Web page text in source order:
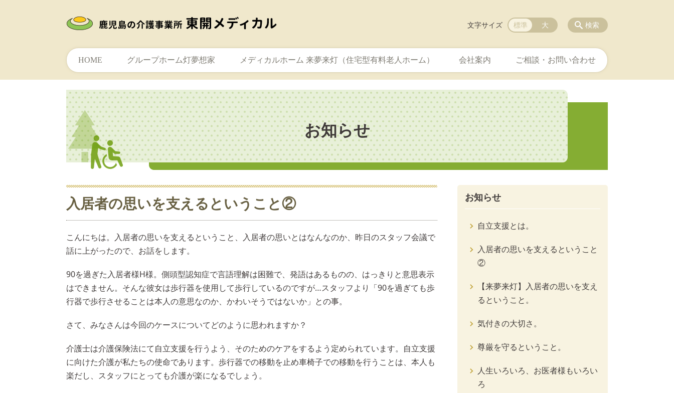
HOME グループホーム灯夢想家 メディカルホーム 来夢来灯（住宅型有料老人ホーム） 会社案内 ご相談・お問い合わせ
検索
文字サイズ 標準 大
お知らせ
入居者の思いを支えるということ②
こんにちは。入居者の思いを支えるということ、入居者の思いとはなんなのか、昨日のスタッフ会議で
話に上がったので、お話をします。
90を過ぎた入居者様H様。側頭型認知症で言語理解は困難で、発語はあるものの、はっきりと意思表示
はできません。そんな彼女は歩行器を使用して歩行しているのですが…スタッフより「90を過ぎても歩
行器で歩行させることは本人の意思なのか、かわいそうではないか」との事。
さて、みなさんは今回のケースについてどのように思われますか？
介護士は介護保険法にて自立支援を行うよう、そのためのケアをするよう定められています。自立支援
に向けた介護が私たちの使命であります。歩行器での移動を止め車椅子での移動を行うことは、本人も
楽だし、スタッフにとっても介護が楽になるでしょう。
お知らせ
自立支援とは。
入居者の思いを支えるということ
②
【来夢来灯】入居者の思いを支え
るということ。
気付きの大切さ。
尊厳を守るということ。
人生いろいろ、お医者様もいろい
ろ